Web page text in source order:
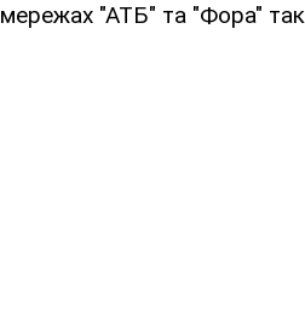
мережах "АТБ" та "Фора"